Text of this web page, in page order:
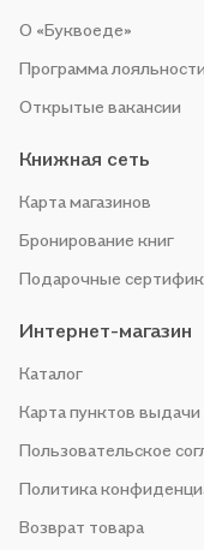
О «Буквоеде»
Программа лояльности
Открытые вакансии
Книжная сеть
Карта магазинов
Бронирование книг
Подарочные
Интернет-магазин
Каталог
Карта пунктов выдачи
Пользовательское
Политика
Возврат товара